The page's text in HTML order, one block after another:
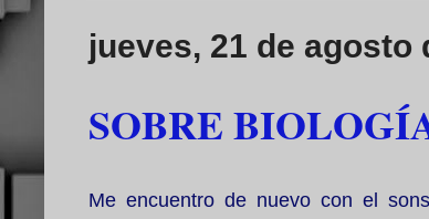
jueves, 21 de agosto
SOBRE
Me encuentro de nuevo con el